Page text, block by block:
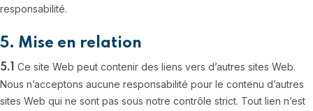
responsabilité.
5. Mise en relation
5.1
Ce site Web peut contenir des liens vers d’autres sites Web.
Nous n’acceptons aucune responsabilité pour le contenu d’autres
sites Web qui ne sont pas sous notre contrôle strict. Tout lien n’est